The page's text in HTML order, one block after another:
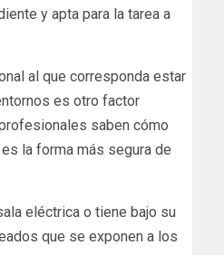
y apta para la tarea a
al que corresponda estar
es otro factor
saben cómo
la forma más segura de
eléctrica o tiene bajo su
que se exponen a los